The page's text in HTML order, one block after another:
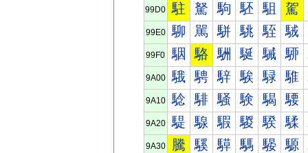
99D0 駐 駑 駒 駓 駔 駕
99E0 駠 駡 駢 駣 駤 駥
99F0 駰 駱 駲 駳 駴 駵
9A00 騀 騁 騂 騃 騄 騅
9A10 騐 騑 騒 験 騔 騕
9A20 騠 騡 騢 騣 騤 騥
9A30 騰 騱 騲 騳 騴 騵